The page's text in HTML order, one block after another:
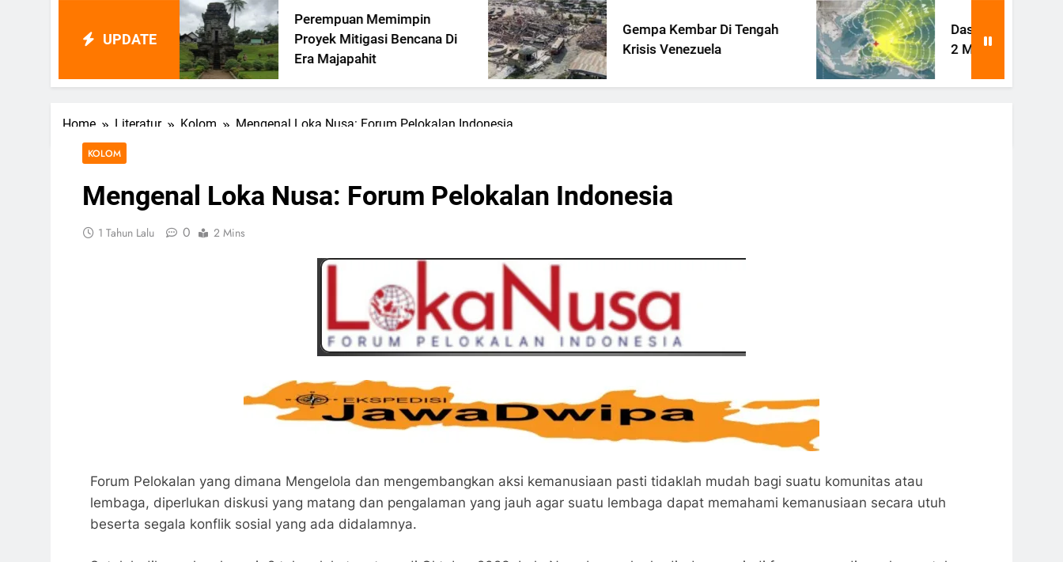
UPDATE
Perempuan Memimpin
Proyek Mitigasi Bencana Di
Era Majapahit
Gempa Kembar Di Tengah
Krisis Venezuela
Dasar Laut Filipina
2 Meter Pasca Gempa
Home Literatur Kolom Mengenal Loka Nusa: Forum Pelokalan Indonesia
KOLOM
Mengenal Loka Nusa: Forum Pelokalan Indonesia
1 Tahun Lalu 0 2 Mins
Forum Pelokalan yang dimana Mengelola dan mengembangkan aksi kemanusiaan pasti tidaklah mudah bagi suatu komunitas atau
lembaga, diperlukan diskusi yang matang dan pengalaman yang jauh agar suatu lembaga dapat memahami kemanusiaan secara utuh
beserta segala konflik sosial yang ada didalamnya.